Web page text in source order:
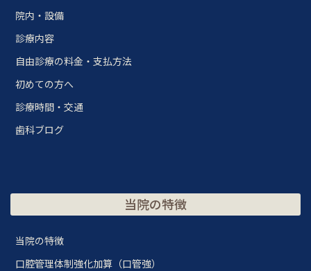
院内・設備
診療内容
自由診療の料金・支払方法
初めての方へ
診療時間・交通
歯科ブログ
当院の特徴
当院の特徴
口腔管理体制強化加算（口管強）